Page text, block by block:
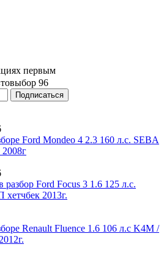
первым
96
Ford Mondeo 4 2.3 160 л.с. SEBA
разбор Ford Focus 3 1.6 125 л.с.
2013г.
Renault Fluence 1.6 106 л.с K4M /